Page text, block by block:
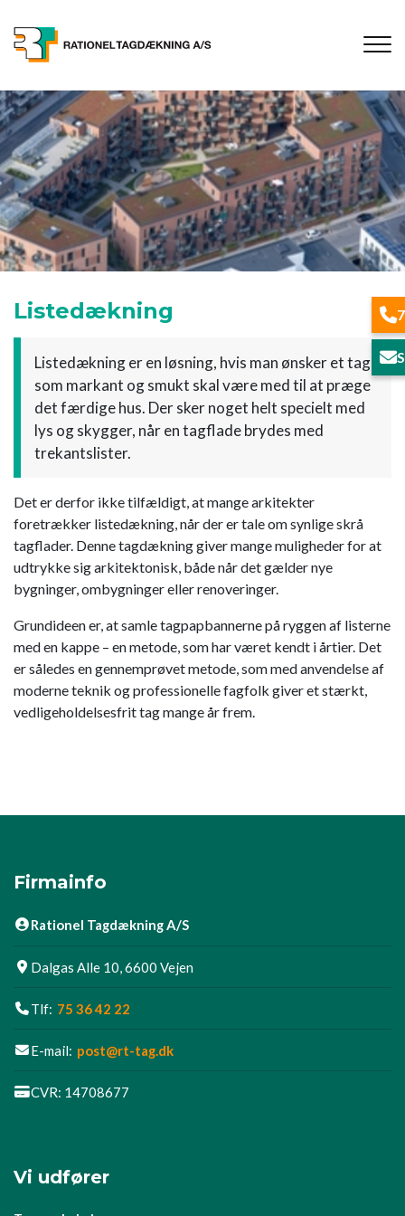
hovedindhold
Listedækning
Listedækning er en løsning, hvis man ønsker et tag,
som markant og smukt skal være med til at præge
det færdige hus. Der sker noget helt specielt med
lys og skygger, når en tagflade brydes med
trekantslister.
​Det er derfor ikke tilfældigt, at mange arkitekter
foretrækker listedækning, når der er tale om synlige skrå
tagflader. Denne tagdækning giver mange muligheder for at
udtrykke sig arkitektonisk, både når det gælder nye
bygninger, ombygninger eller renoveringer.
​Grundideen er, at samle tagpapbannerne på ryggen af listerne
med en kappe – en metode, som har været kendt i årtier. Det
er således en gennemprøvet metode, som med anvendelse af
moderne teknik og professionelle fagfolk giver et stærkt,
vedligeholdelsesfrit tag mange år frem.
Firmainfo
Rationel Tagdækning A/S
Dalgas Alle 10, 6600 Vejen
Tlf: 75 36 42 22
E-mail: post@rt-tag.dk
CVR: 14708677
Vi udfører